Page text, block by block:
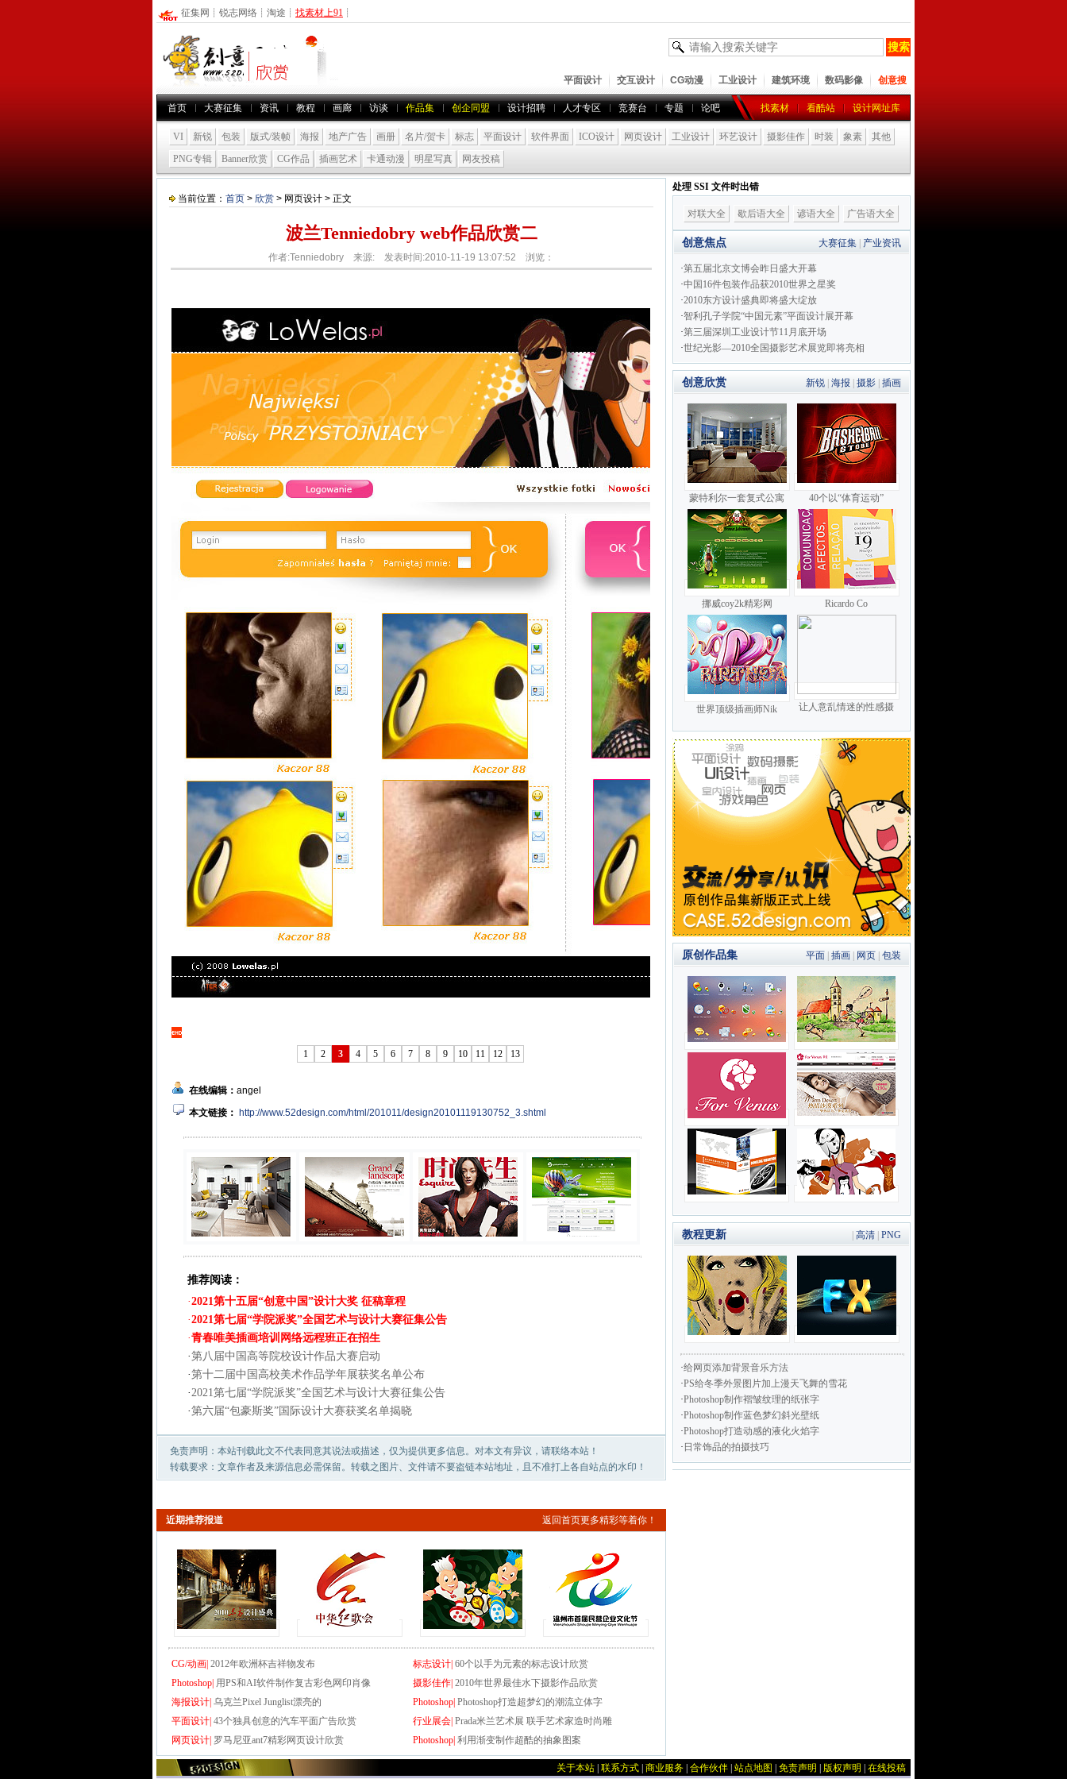
征集网 ┊ 锐志网络 ┊ 淘途 ┊ 找素材上91 ┊
平面设计 交互设计 CG动漫 工业设计 建筑环境 数码影像 创意搜
首页 大赛征集 资讯 教程 画廊 访谈 作品集 创企同盟 设计招聘 人才专区 竞赛台 专题 论吧 找素材 看酷站 设计网址库
VI 新锐 包装 版式/装帧 海报 地产广告 画册 名片/贺卡 标志 平面设计 软件界面 ICO设计 网页设计 工业设计 环艺设计 摄影佳作 时装 象素
其他
PNG专辑
Banner欣赏 CG作品 插画艺术 卡通动漫 明星写真 网友投稿
当前位置： 首页 > 欣赏 > 网页设计 > 正文
波兰Tenniedobry web作品欣赏二
作者:Tenniedobry 来源: 发表时间:2010-11-19 13:07:52 浏览：
1 2 3 4 5 6 7 8 9 10 11 12 13
在线编辑： angel
本文链接：
http://www.52design.com/html/201011/design20101119130752_3.shtml
推荐阅读：
·2021第十五届“创意中国”设计大奖 征稿章程
·2021第七届“学院派奖”全国艺术与设计大赛征集公告
·青春唯美插画培训网络远程班正在招生
·第八届中国高等院校设计作品大赛启动
·第十二届中国高校美术作品学年展获奖名单公布
·2021第七届“学院派奖”全国艺术与设计大赛征集公告
·第六届“包豪斯奖”国际设计大赛获奖名单揭晓
免责声明：本站刊载此文不代表同意其说法或描述，仅为提供更多信息。对本文有异议，请联络本站！
转载要求：文章作者及来源信息必需保留。转载之图片、文件请不要盗链本站地址，且不准打上各自站点的水印！
近期推荐报道 返回首页更多精彩等着你！
CG/动画| 2012年欧洲杯吉祥物发布 标志设计| 60个以手为元素的标志设计欣赏
Photoshop| 用PS和AI软件制作复古彩色网印肖像 摄影佳作| 2010年世界最佳水下摄影作品欣赏
海报设计| 乌克兰Pixel Junglist漂亮的 Photoshop| Photoshop打造超梦幻的潮流立体字
平面设计| 43个独具创意的汽车平面广告欣赏 行业展会| Prada米兰艺术展 联手艺术家造时尚雕
网页设计| 罗马尼亚ant7精彩网页设计欣赏 Photoshop| 利用渐变制作超酷的抽象图案
处理 SSI 文件时出错
对联大全 歇后语大全 谚语大全 广告语大全
创意焦点 大赛征集 产业资讯
·第五届北京文博会昨日盛大开幕
·中国16件包装作品获2010世界之星奖
·2010东方设计盛典即将盛大绽放
·智利孔子学院“中国元素”平面设计展开幕
·第三届深圳工业设计节11月底开场
·世纪光影—2010全国摄影艺术展览即将亮相
创意欣赏 新锐 海报 摄影 插画
蒙特利尔一套复式公寓 40个以“体育运动”
挪威coy2k精彩网 Ricardo Co
世界顶级插画师Nik 让人意乱情迷的性感摄
原创作品集 平面 插画 网页 包装
教程更新 高清 PNG
·给网页添加背景音乐方法
·PS给冬季外景图片加上漫天飞舞的雪花
·Photoshop制作褶皱纹理的纸张字
·Photoshop制作蓝色梦幻斜光壁纸
·Photoshop打造动感的液化火焰字
· 日常饰品的拍摄技巧
关于本站 联系方式 商业服务 合作伙伴 站点地图 免责声明 版权声明 在线投稿